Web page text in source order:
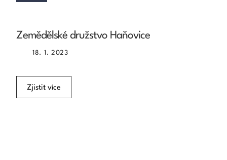
Zemědělské družstvo Haňovice
18. 1. 2023
Zjistit více